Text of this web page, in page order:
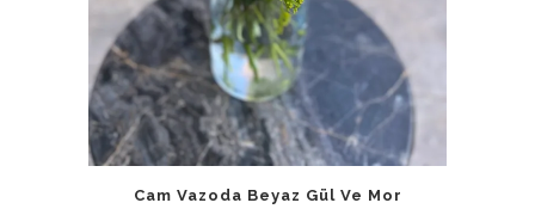
Cam Vazoda Beyaz Gül Ve Mor